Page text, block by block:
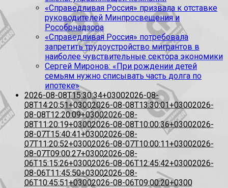
«Справедливая Россия» призвала к отставке
руководителей Минпросвещения и
Рособрнадзора
«Справедливая Россия» потребовала
запретить трудоустройство мигрантов в
наиболее чувствительные сектора экономики
Сергей Миронов: «При рождении детей
семьям нужно списывать часть долга по
ипотеке»
2026-08-08T15:30:34+03002026-08-
08T14:20:51+03002026-08-08T13:30:01+03002026-
08-08T12:20:09+03002026-08-
08T11:20:19+03002026-08-08T10:00:36+03002026-
08-07T15:40:41+03002026-08-
07T11:20:52+03002026-08-07T10:00:11+03002026-
08-07T09:00:27+03002026-08-
06T15:15:26+03002026-08-06T12:45:42+03002026-
08-06T11:45:50+03002026-08-
06T10:45:51+03002026-08-06T09:00:20+0300